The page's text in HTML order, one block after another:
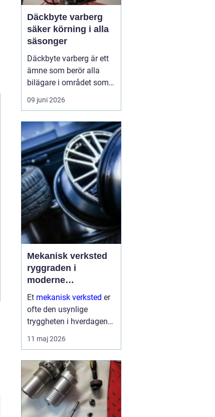
Däckbyte varberg
säker körning i alla
säsonger
Däckbyte varberg är ett
ämne som berör alla
bilägare i området som
vill köra säkert året om.
När vädret skiftar mellan
vintervägar och torra
sommarvägar behöver
däcken alltid vara
anpassade för
underlaget. Ett
genomtänkt däckby...
09 juni 2026
Mekanisk verksted
ryggraden i
moderne
maskinpark
Et mekanisk verksted er
ofte den usynlige
tryggheten i hverdagen
for både næringsliv og
privatpersoner. Når
produksjon stanser eller
en gravemaskin står fast
på et anlegg, er ve...
11 maj 2026